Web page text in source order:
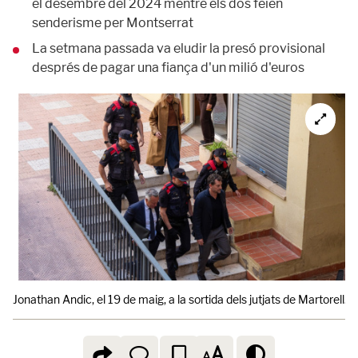
el desembre del 2024 mentre els dos feien
senderisme per Montserrat
La setmana passada va eludir la presó provisional
després de pagar una fiança d'un milió d'euros
Jonathan Andic, el 19 de maig, a la sortida dels jutjats de Martorell.